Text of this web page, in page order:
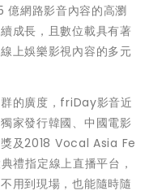
億網路影音內容的高瀏
成長，且數位載具有著
上娛樂影視內容的多元
的廣度，friDay影音近
家發行韓國、中國電影
及2018 Vocal Asia Fe
禮指定線上直播平台，
用到現場，也能隨時隨